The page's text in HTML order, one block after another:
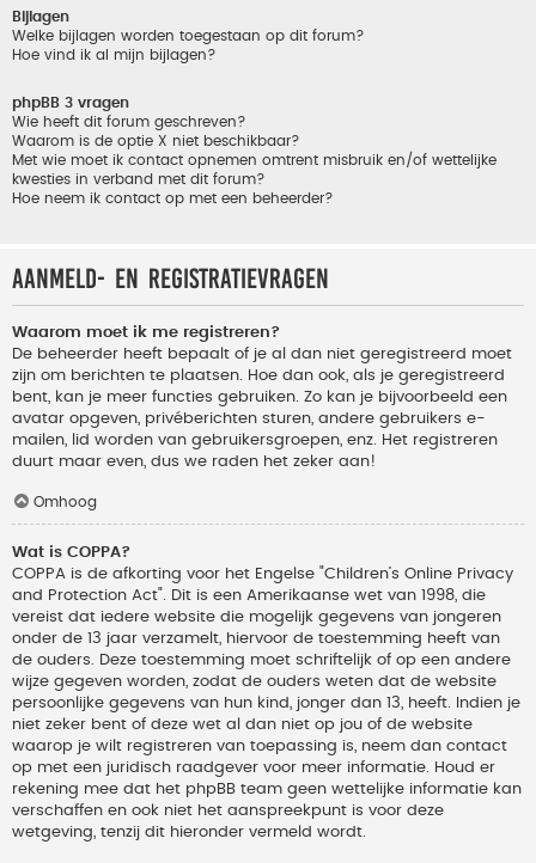
Bijlagen
Welke bijlagen worden toegestaan op dit forum?
Hoe vind ik al mijn bijlagen?
phpBB 3 vragen
Wie heeft dit forum geschreven?
Waarom is de optie X niet beschikbaar?
Met wie moet ik contact opnemen omtrent misbruik en/of wettelijke
kwesties in verband met dit forum?
Hoe neem ik contact op met een beheerder?
Aanmeld- en registratievragen
Waarom moet ik me registreren?
De beheerder heeft bepaalt of je al dan niet geregistreerd moet
zijn om berichten te plaatsen. Hoe dan ook, als je geregistreerd
bent, kan je meer functies gebruiken. Zo kan je bijvoorbeeld een
avatar opgeven, privéberichten sturen, andere gebruikers e-
mailen, lid worden van gebruikersgroepen, enz. Het registreren
duurt maar even, dus we raden het zeker aan!
Omhoog
Wat is COPPA?
COPPA is de afkorting voor het Engelse "Children’s Online Privacy
and Protection Act". Dit is een Amerikaanse wet van 1998, die
vereist dat iedere website die mogelijk gegevens van jongeren
onder de 13 jaar verzamelt, hiervoor de toestemming heeft van
de ouders. Deze toestemming moet schriftelijk of op een andere
wijze gegeven worden, zodat de ouders weten dat de website
persoonlijke gegevens van hun kind, jonger dan 13, heeft. Indien je
niet zeker bent of deze wet al dan niet op jou of de website
waarop je wilt registreren van toepassing is, neem dan contact
op met een juridisch raadgever voor meer informatie. Houd er
rekening mee dat het phpBB team geen wettelijke informatie kan
verschaffen en ook niet het aanspreekpunt is voor deze
wetgeving, tenzij dit hieronder vermeld wordt.